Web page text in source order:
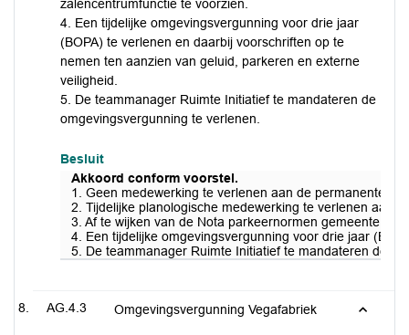
zalencentrumfunctie te voorzien.
4. Een tijdelijke omgevingsvergunning voor drie jaar
(BOPA) te verlenen en daarbij voorschriften op te
nemen ten aanzien van geluid, parkeren en externe
veiligheid.
5. De teammanager Ruimte Initiatief te mandateren de
omgevingsvergunning te verlenen.
Besluit
Akkoord conform voorstel.
1. Geen medewerking te verlenen aan de permanente
2. Tijdelijke planologische medewerking te verlenen aan
3. Af te wijken van de Nota parkeernormen gemeente
4. Een tijdelijke omgevingsvergunning voor drie jaar
5. De teammanager Ruimte Initiatief te mandateren de
AG.4.3 Omgevingsvergunning Vegafabriek